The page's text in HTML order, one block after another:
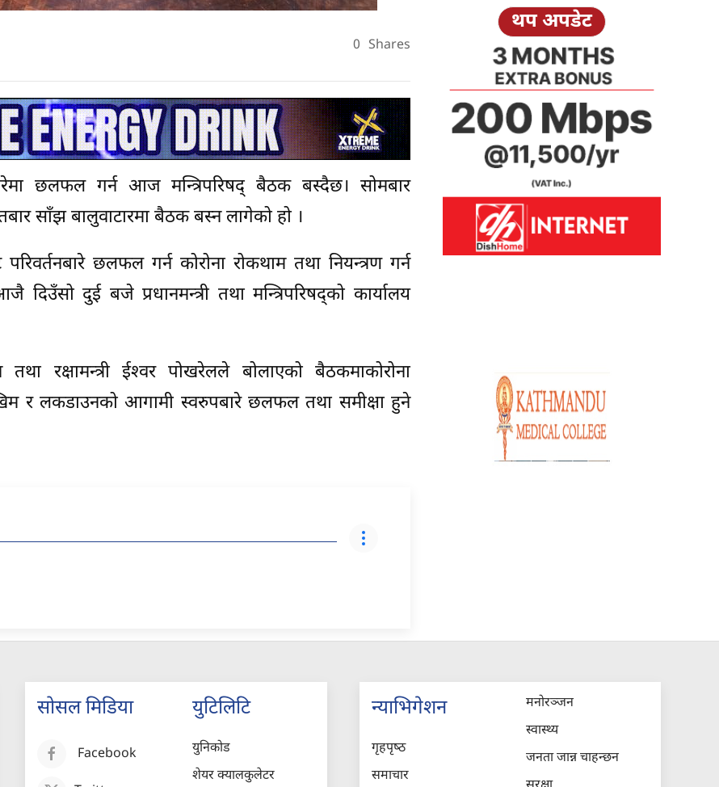
0 Shares
छलफल गर्न आज मन्त्रिपरिषद् बैठक बस्दैछ। सोमबार
साँझ बालुवाटारमा बैठक बस्न लागेको हो ।
छलफल गर्न कोरोना रोकथाम तथा नियन्त्रण गर्न
दुई बजे प्रधानमन्त्री तथा मन्त्रिपरिषद्को कार्यालय
रक्षामन्त्री ईश्‍वर पोखरेलले बोलाएको बैठकमाकोरोना
र लकडाउनको आगामी स्वरुपबारे छलफल तथा समीक्षा हुने
थप अपडेट
सोसल मिडिया
Facebook
युटिलिटि
युनिकोड
शेयर क्यालकुलेटर
न्याभिगेशन
गृहपृष्‍ठ
समाचार
मनोरञ्जन
स्वास्थ्य
जनता जान्न चाहन्छन